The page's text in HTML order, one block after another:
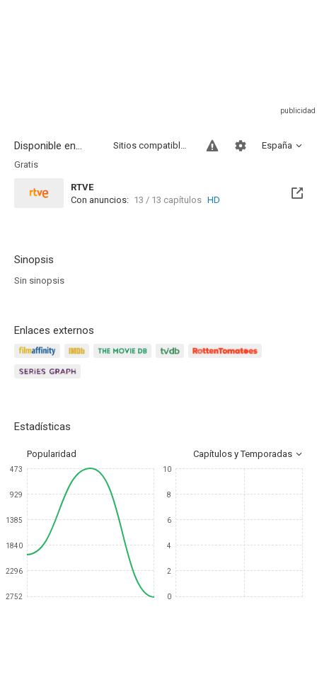
Disponible en... España
Sitios compatibles
Gratis
RTVE
Con anuncios: 13 / 13 capítulos HD
Sinopsis
Sin sinopsis
Enlaces externos
Estadísticas
Popularidad Capítulos y Temporadas
473
929
1385
1840
2296
2752
10
8
6
4
2
0